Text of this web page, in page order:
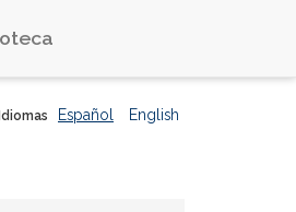
Idiomas Español English